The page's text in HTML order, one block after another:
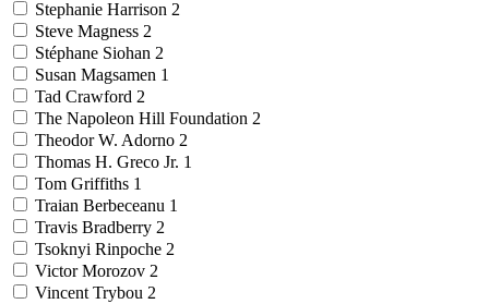
Stephanie Harrison 2
Steve Magness 2
Stéphane Siohan 2
Susan Magsamen 1
Tad Crawford 2
The Napoleon Hill Foundation 2
Theodor W. Adorno 2
Thomas H. Greco Jr. 1
Tom Griffiths 1
Traian Berbeceanu 1
Travis Bradberry 2
Tsoknyi Rinpoche 2
Victor Morozov 2
Vincent Trybou 2